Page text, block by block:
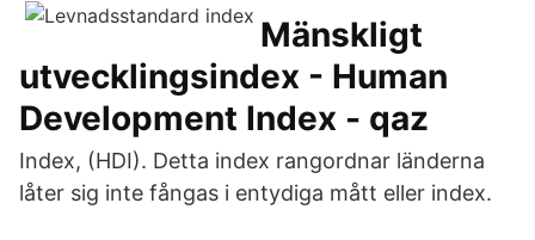
Mänskligt
utvecklingsindex - Human
Development Index - qaz
Index, (HDI). Detta index rangordnar länderna
låter sig inte fångas i entydiga mått eller index.